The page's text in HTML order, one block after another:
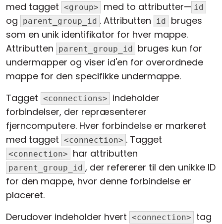
med tagget <group> med to attributter— id
og parent_group_id . Attributten id
bruges
som en unik identifikator for hver mappe.
Attributten
parent_group_id
bruges kun for
undermapper og viser id'en for overordnede
mappe for den specifikke undermappe.
Tagget <connections>
indeholder
forbindelser, der repræsenterer
fjerncomputere. Hver forbindelse er markeret
med tagget <connection> . Tagget
<connection> har attributten
parent_group_id , der refererer til den unikke ID
for den mappe, hvor denne forbindelse er
placeret.
Derudover indeholder hvert <connection>
tag